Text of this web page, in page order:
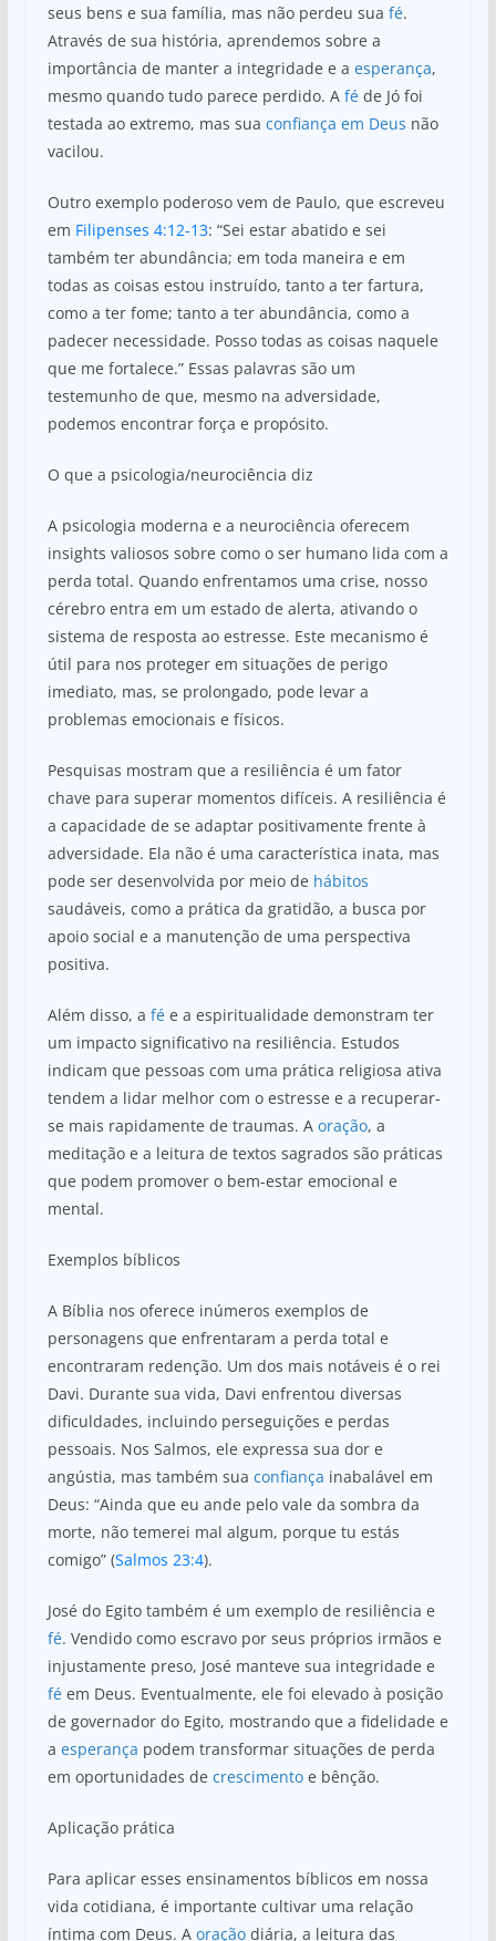
seus bens e sua família, mas não perdeu sua fé.
Através de sua história, aprendemos sobre a
importância de manter a integridade e a esperança,
mesmo quando tudo parece perdido. A féde Jó foi
testada ao extremo, mas sua confiança em Deus não
vacilou.
Outro exemplo poderoso vem de Paulo, que escreveu
em Filipenses 4:12-13: “Sei estar abatido e sei
também ter abundância; em toda maneira e em
todas as coisas estou instruído, tanto a ter fartura,
como a ter fome; tanto a ter abundância, como a
padecer necessidade. Posso todas as coisas naquele
que me fortalece.” Essas palavras são um
testemunho de que, mesmo na adversidade,
podemos encontrar força e propósito.
O que a psicologia/neurociência diz
A psicologia moderna e a neurociência oferecem
insights valiosos sobre como o ser humano lida com a
perda total. Quando enfrentamos uma crise, nosso
cérebro entra em um estado de alerta, ativando o
sistema de resposta ao estresse. Este mecanismo é
útil para nos proteger em situações de perigo
imediato, mas, se prolongado, pode levar a
problemas emocionais e físicos.
Pesquisas mostram que a resiliência é um fator
chave para superar momentos difíceis. A resiliência é
a capacidade de se adaptar positivamente frente à
adversidade. Ela não é uma característica inata, mas
pode ser desenvolvida por meio de hábitos
saudáveis, como a prática da gratidão, a busca por
apoio social e a manutenção de uma perspectiva
positiva.
Além disso, a fée a espiritualidade demonstram ter
um impacto significativo na resiliência. Estudos
indicam que pessoas com uma prática religiosa ativa
tendem a lidar melhor com o estresse e a recuperar-
se mais rapidamente de traumas. A oração, a
meditação e a leitura de textos sagrados são práticas
que podem promover o bem-estar emocional e
mental.
Exemplos bíblicos
A Bíblia nos oferece inúmeros exemplos de
personagens que enfrentaram a perda total e
encontraram redenção. Um dos mais notáveis é o rei
Davi. Durante sua vida, Davi enfrentou diversas
dificuldades, incluindo perseguições e perdas
pessoais. Nos Salmos, ele expressa sua dor e
angústia, mas também sua confiança inabalável em
Deus: “Ainda que eu ande pelo vale da sombra da
morte, não temerei mal algum, porque tu estás
comigo” (Salmos 23:4).
José do Egito também é um exemplo de resiliência e
fé. Vendido como escravo por seus próprios irmãos e
injustamente preso, José manteve sua integridade e
féem Deus. Eventualmente, ele foi elevado à posição
de governador do Egito, mostrando que a fidelidade e
a esperança podem transformar situações de perda
em oportunidades de crescimentoe bênção.
Aplicação prática
Para aplicar esses ensinamentos bíblicos em nossa
vida cotidiana, é importante cultivar uma relação
íntima com Deus. A oraçãodiária, a leitura das